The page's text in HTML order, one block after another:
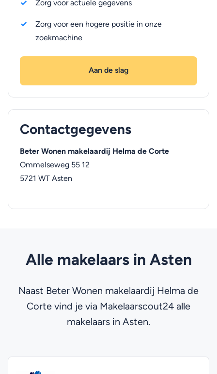
Zorg voor actuele gegevens
Zorg voor een hogere positie in onze
zoekmachine
Aan de slag
Contactgegevens
Beter Wonen makelaardij Helma de Corte
Ommelseweg 55 12
5721 WT Asten
Alle makelaars in Asten
Naast Beter Wonen makelaardij Helma de
Corte vind je via Makelaarscout24 alle
makelaars in Asten.